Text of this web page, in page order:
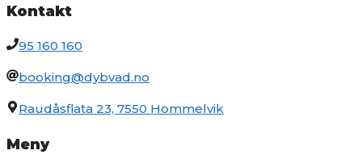
Kontakt
95 160 160
booking@dybvad.no
Raudåsflata 23, 7550 Hommelvik
Meny